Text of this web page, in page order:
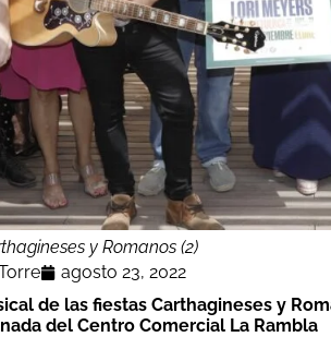
y Romanos (2)
agosto 23, 2022
de las fiestas Carthagineses y
del Centro Comercial La Rambla